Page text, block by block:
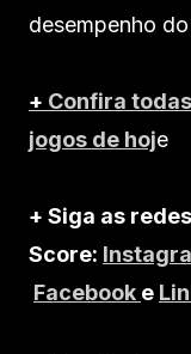
desempenho
+ Confira
jogos de hoje
+ Siga as
Score:
Facebook e